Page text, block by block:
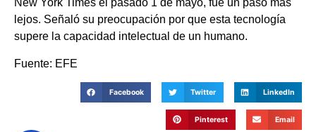
New York Times el pasado 1 de mayo, fue un paso más
lejos. Señaló su preocupación por que esta tecnología
supere la capacidad intelectual de un humano.
Fuente: EFE
Facebook Twitter LinkedIn
Pinterest Email